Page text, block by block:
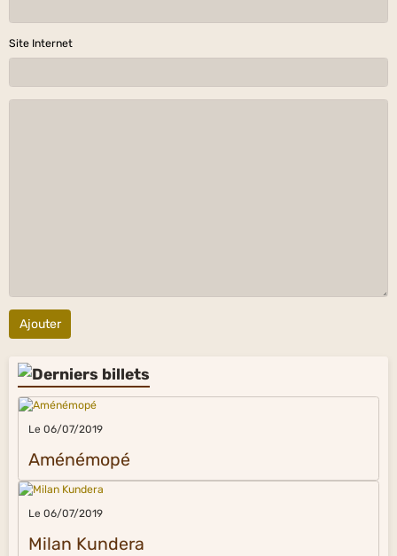
Site Internet
Ajouter
Le 06/07/2019
Aménémopé
Le 06/07/2019
Milan Kundera